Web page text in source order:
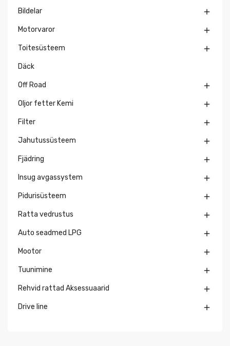
Bildelar 
Motorvaror 
Toitesüsteem 
Däck
Off Road 
Oljor fetter Kemi 
Filter 
Jahutussüsteem 
Fjädring 
Insug avgassystem 
Pidurisüsteem 
Ratta vedrustus 
Auto seadmed LPG 
Mootor 
Tuunimine 
Rehvid rattad Aksessuaarid 
Drive line 